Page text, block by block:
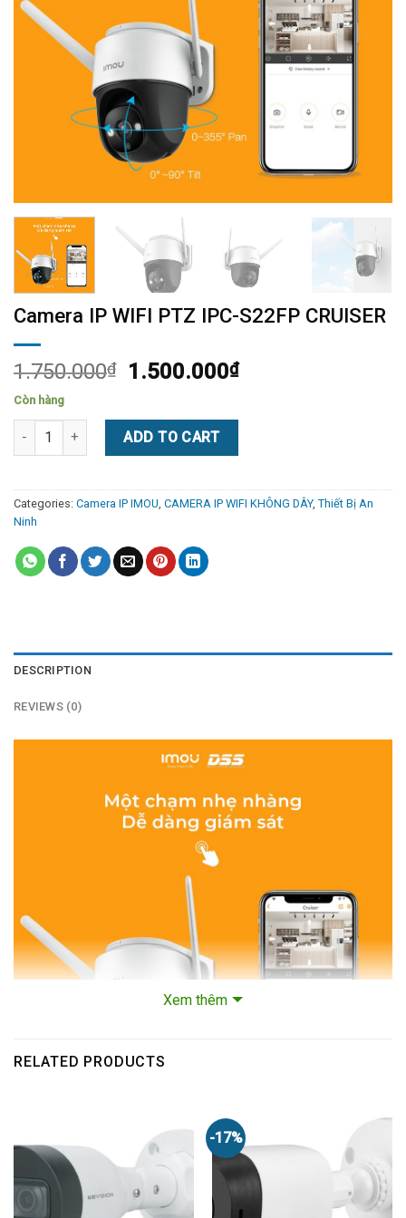
Camera IP WIFI PTZ IPC-S22FP CRUISER
1.750.000₫ 1.500.000₫
Còn hàng
Camera IP WIFI PTZ IPC-S22FP CRUISER quantity
ADD TO CART
Categories: Camera IP IMOU CAMERA IP WIFI KHÔNG DÂY, Thiết Bị An
Ninh
DESCRIPTION
REVIEWS (0)
Thông số kĩ thuật Của Camera Full Color IPC-
S22FP
Xem thêm
RELATED PRODUCTS
-17%